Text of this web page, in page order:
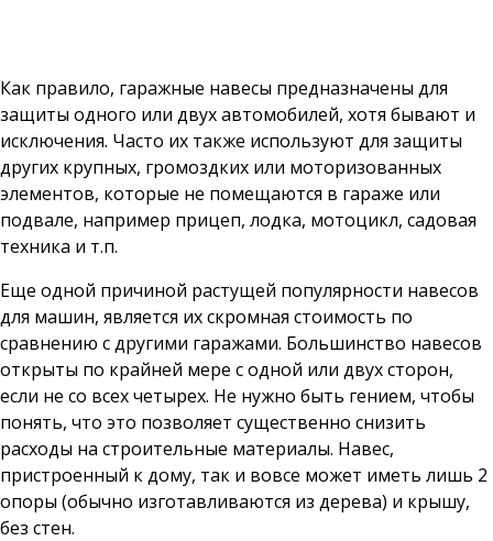
Как правило, гаражные навесы предназначены для
защиты одного или двух автомобилей, хотя бывают и
исключения. Часто их также используют для защиты
других крупных, громоздких или моторизованных
элементов, которые не помещаются в гараже или
подвале, например прицеп, лодка, мотоцикл, садовая
техника и т.п.
Еще одной причиной растущей популярности навесов
для машин, является их скромная стоимость по
сравнению с другими гаражами. Большинство навесов
открыты по крайней мере с одной или двух сторон,
если не со всех четырех. Не нужно быть гением, чтобы
понять, что это позволяет существенно снизить
расходы на строительные материалы. Навес,
пристроенный к дому, так и вовсе может иметь лишь 2
опоры (обычно изготавливаются из дерева) и крышу,
без стен.